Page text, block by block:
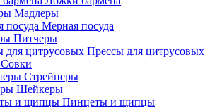
Мадлеры
Мерная посуда
Питчеры
Прессы для цитрусовых
Совки
Стрейнеры
Шейкеры
Пинцеты и щипцы